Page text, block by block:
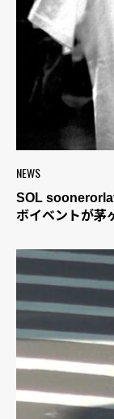
NEWS
SOL
ボイベントが茅